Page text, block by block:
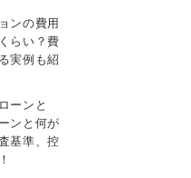
ンの費用
らい？費
実例も紹
ーンと
ンと何が
基準、控